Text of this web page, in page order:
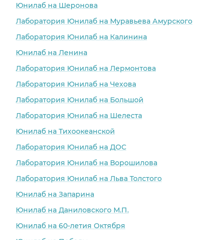
Юнилаб на Шеронова
Лаборатория Юнилаб на Муравьева Амурского
Лаборатория Юнилаб на Калинина
Юнилаб на Ленина
Лаборатория Юнилаб на Лермонтова
Лаборатория Юнилаб на Чехова
Лаборатория Юнилаб на Большой
Лаборатория Юнилаб на Шелеста
Юнилаб на Тихоокеанской
Лаборатория Юнилаб на ДОС
Лаборатория Юнилаб на Ворошилова
Лаборатория Юнилаб на Льва Толстого
Юнилаб на Запарина
Юнилаб на Даниловского М.П.
Юнилаб на 60-летия Октября